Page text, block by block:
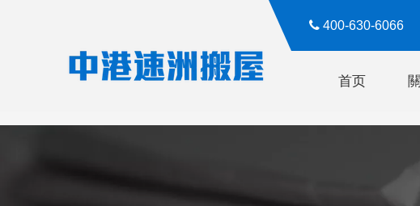
 400-630-6066
首页